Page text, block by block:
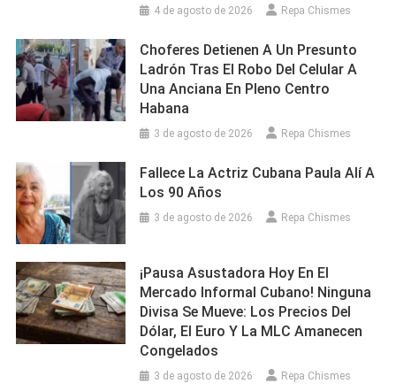
4 de agosto de 2026 Repa Chismes
Choferes Detienen A Un Presunto
Ladrón Tras El Robo Del Celular A
Una Anciana En Pleno Centro
Habana
3 de agosto de 2026 Repa Chismes
Fallece La Actriz Cubana Paula Alí A
Los 90 Años
3 de agosto de 2026 Repa Chismes
¡Pausa Asustadora Hoy En El
Mercado Informal Cubano! Ninguna
Divisa Se Mueve: Los Precios Del
Dólar, El Euro Y La MLC Amanecen
Congelados
3 de agosto de 2026 Repa Chismes